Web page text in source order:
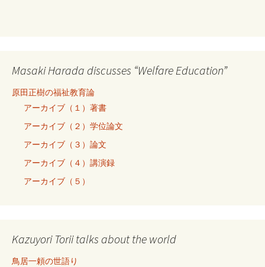
Masaki Harada discusses “Welfare Education”
原田正樹の福祉教育論
アーカイブ（１）著書
アーカイブ（２）学位論文
アーカイブ（３）論文
アーカイブ（４）講演録
アーカイブ（５）
Kazuyori Torii talks about the world
鳥居一頼の世語り